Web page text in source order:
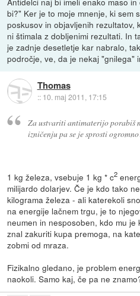
bi?" Ker je to moje mnenje, ki sem
poskusov in objavljenih rezultatov,
ni štimala z dobljenimi rezultati. In
je zadnje desetletje kar nabralo,
področje, ve, da je nekaj "gnilega"
Thomas
:: 10. maj 2011, 17:15
Za ustvariti antimaterijo porabiš
izničenju pa se je sprosti
1 kg železa, vsebuje 1 kg * c2
milijardo dolarjev. Če je kdo tako
kilograma železa - ali katerekoli
na energije lačnem trgu, je to
neumen in nesposoben, kdo mu
znal zakuriti kupa premoga, na
zobmi od mraza.
Fizikalno gledano, je problem
naokoli. Samo kaj, če pa ne